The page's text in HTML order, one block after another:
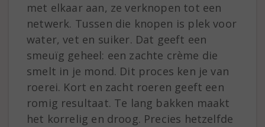
met elkaar aan, ze verknopen tot een
netwerk. Tussen die knopen is plek voor
water, vet en suiker. Dat geeft een
smeuïg geheel: een zachte crème die
smelt in je mond. Dit proces ken je van
roerei. Kort en zacht roeren geeft een
romig resultaat. Te lang bakken maakt
het korrelig en droog. Precies hetzelfde